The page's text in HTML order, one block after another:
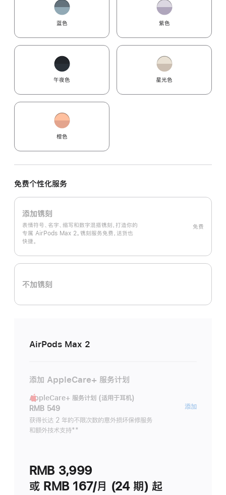
蓝色 紫色
午夜色 星光色
橙色
免费个性化服务
添加镌刻
表情符号、名字、缩写和数字混搭镌刻，打造你的
专属 AirPods Max 2。镌刻服务免费，送货也
快捷。
免费
不加镌刻
AirPods Max 2
添加 AppleCare+ 服务计划
AppleCare+ 服务计划 (适用于耳机)
RMB 549
获得长达 2 年的不限次数的意外损坏保修服务
和额外技术支持脚
**
添加
RMB 3,999
或 RMB 167/月 (24 期) 起